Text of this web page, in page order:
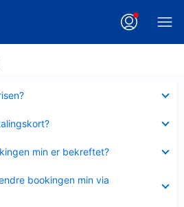
min er bekreftet?
bookingen min via